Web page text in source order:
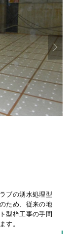
オリジ
ルオーダ
発泡ポ
プロピレ
簡易組
ッド
にポ
」
沿革・
ブの湧水処理型
ため、従来の地
型枠工事の手間
す。